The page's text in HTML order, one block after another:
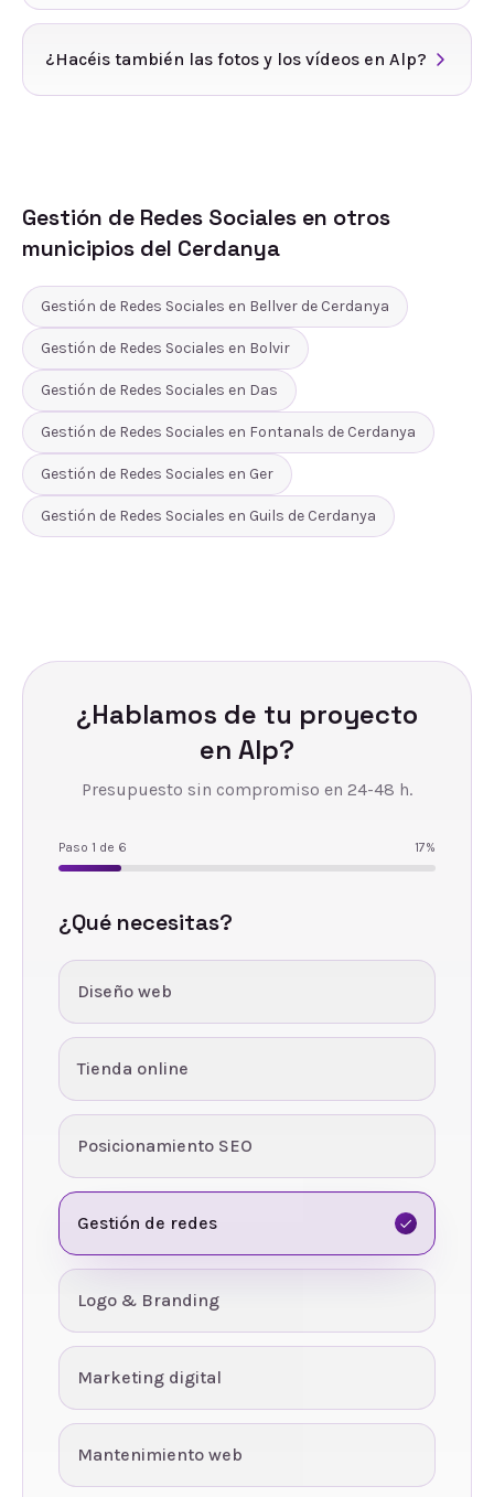
¿Hacéis también las fotos y los vídeos en Alp?
Gestión de Redes Sociales en otros
municipios del Cerdanya
Gestión de Redes Sociales en Bellver de Cerdanya
Gestión de Redes Sociales en Bolvir
Gestión de Redes Sociales en Das
Gestión de Redes Sociales en Fontanals de Cerdanya
Gestión de Redes Sociales en Ger
Gestión de Redes Sociales en Guils de Cerdanya
¿Hablamos de tu proyecto
en Alp?
Presupuesto sin compromiso en 24-48 h.
Paso 1 de 6 17%
¿Qué necesitas?
Diseño web
Tienda online
Posicionamiento SEO
Gestión de redes
Logo & Branding
Marketing digital
Mantenimiento web